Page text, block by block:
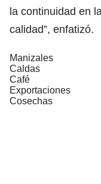
la continuidad en
calidad”, enfatizó.
Manizales
Caldas
Café
Exportaciones
Cosechas